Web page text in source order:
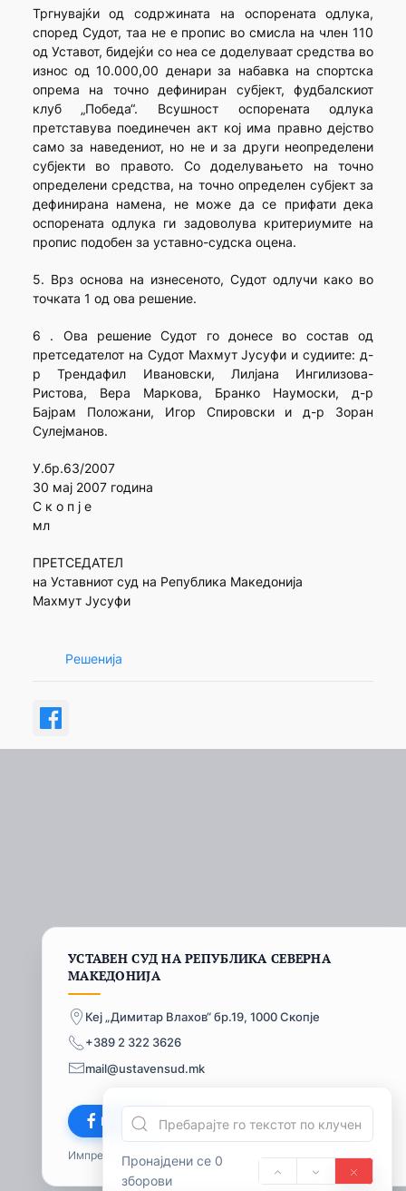
Пронајдени се 0
зборови
Тргнувајќи од содржината на оспорената одлука,
според Судот, таа не е пропис во смисла на член 110
од Уставот, бидејќи со неа се доделуваат средства во
износ од 10.000,00 денари за набавка на спортска
опрема на точно дефиниран субјект, фудбалскиот
клуб „Победа“. Всушност оспорената одлука
претставува поединечен акт кој има правно дејство
само за наведениот, но не и за други неопределени
субјекти во правото. Со доделувањето на точно
определени средства, на точно определен субјект за
дефинирана намена, не може да се прифати дека
оспорената одлука ги задоволува критериумите на
пропис подобен за уставно-судска оцена.
5. Врз основа на изнесеното, Судот одлучи како во
точката 1 од ова решение.
6 . Ова решение Судот го донесе во состав од
претседателот на Судот Махмут Јусуфи и судиите: д-
р Трендафил Ивановски, Лилјана Ингилизова-
Ристова, Вера Маркова, Бранко Наумоски, д-р
Бајрам Положани, Игор Спировски и д-р Зоран
Сулејманов.
У.бр.63/2007
30 мај 2007 година
С к о п ј е
мл
ПРЕТСЕДАТЕЛ
на Уставниот суд на Република Македонија
Махмут Јусуфи
Решенија
УСТАВЕН СУД НА РЕПУБЛИКА СЕВЕРНА
МАКЕДОНИЈА
Кеј „Димитар Влахов“ бр.19, 1000 Скопје
+389 2 322 3626
mail@ustavensud.mk
Facebook
Импресум© 2026